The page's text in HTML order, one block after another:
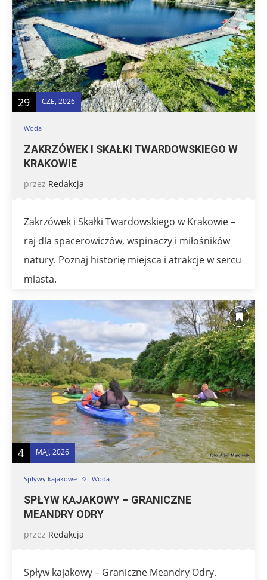
29 CZE, 2026
Woda
ZAKRZÓWEK I SKAŁKI TWARDOWSKIEGO W
KRAKOWIE
przez Redakcja
Zakrzówek i Skałki Twardowskiego w Krakowie –
raj dla spacerowiczów, wspinaczy i miłośników
natury. Poznaj historię miejsca i atrakcje w sercu
miasta.
4 MAJ, 2026
Spływy kajakowe Woda
SPŁYW KAJAKOWY – GRANICZNE
MEANDRY ODRY
przez Redakcja
Spływ kajakowy – Graniczne Meandry Odry.